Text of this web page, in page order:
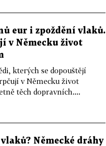
eur i zpoždění vlaků.
v Německu život
kterých se dopouštějí
v Německu život
těch dopravních....
Německé dráhy